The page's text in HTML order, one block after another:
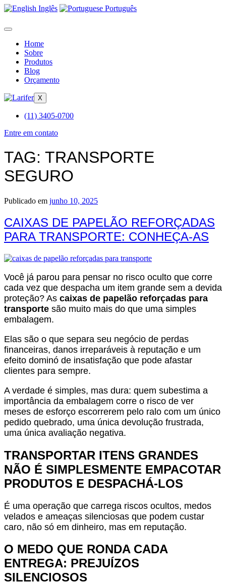
Inglês Português
Home
Sobre
Produtos
Blog
Orçamento
X
(11) 3405-0700
Entre em contato
TAG: TRANSPORTE
SEGURO
Publicado em junho 10, 2025
CAIXAS DE PAPELÃO REFORÇADAS
PARA TRANSPORTE: CONHEÇA-AS
Você já parou para pensar no risco oculto que corre
cada vez que despacha um item grande sem a devida
proteção? As caixas de papelão reforçadas para
transporte são muito mais do que uma simples
embalagem.
Elas são o que separa seu negócio de perdas
financeiras, danos irreparáveis à reputação e um
efeito dominó de insatisfação que pode afastar
clientes para sempre.
A verdade é simples, mas dura: quem subestima a
importância da embalagem corre o risco de ver
meses de esforço escorrerem pelo ralo com um único
pedido quebrado, uma única devolução frustrada,
uma única avaliação negativa.
TRANSPORTAR ITENS GRANDES
NÃO É SIMPLESMENTE EMPACOTAR
PRODUTOS E DESPACHÁ-LOS
É uma operação que carrega riscos ocultos, medos
velados e ameaças silenciosas que podem custar
caro, não só em dinheiro, mas em reputação.
O MEDO QUE RONDA CADA
ENTREGA: PREJUÍZOS
SILENCIOSOS